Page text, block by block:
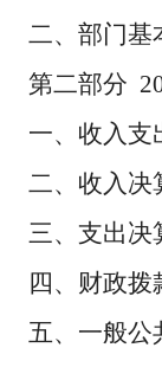
二、部门基
第二部分
一、收入支
二、收入决
三、支出决
四、财政拨
五、一般公